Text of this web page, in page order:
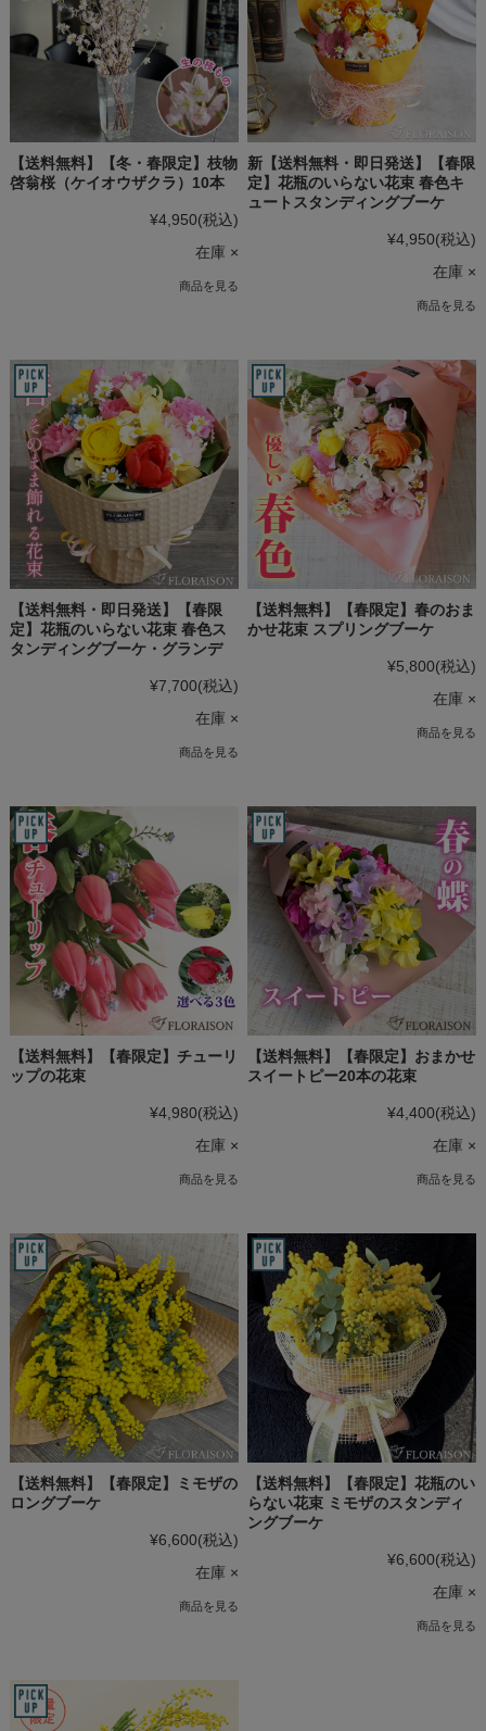
【送料無料】【冬・春限定】枝物
啓翁桜（ケイオウザクラ）10本
¥4,950(税込)
在庫 ×
商品を見る
新【送料無料・即日発送】【春限
定】花瓶のいらない花束 春色キ
ュートスタンディングブーケ
¥4,950(税込)
在庫 ×
商品を見る
【送料無料・即日発送】【春限
定】花瓶のいらない花束 春色ス
タンディングブーケ・グランデ
¥7,700(税込)
在庫 ×
商品を見る
【送料無料】【春限定】春のおま
かせ花束 スプリングブーケ
¥5,800(税込)
在庫 ×
商品を見る
【送料無料】【春限定】チューリ
ップの花束
¥4,980(税込)
在庫 ×
商品を見る
【送料無料】【春限定】おまかせ
スイートピー20本の花束
¥4,400(税込)
在庫 ×
商品を見る
【送料無料】【春限定】ミモザの
ロングブーケ
¥6,600(税込)
在庫 ×
商品を見る
【送料無料】【春限定】花瓶のい
らない花束 ミモザのスタンディ
ングブーケ
¥6,600(税込)
在庫 ×
商品を見る